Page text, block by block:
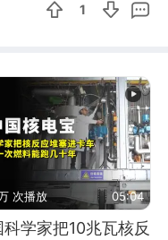
1
次播放 05:04
科学家把10兆瓦核反